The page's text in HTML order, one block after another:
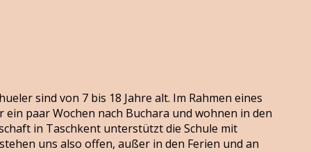
sind von 7 bis 18 Jahre alt. Im Rahmen eines
paar Wochen nach Buchara und wohnen in den
in Taschkent unterstützt die Schule mit
uns also offen, außer in den Ferien und an